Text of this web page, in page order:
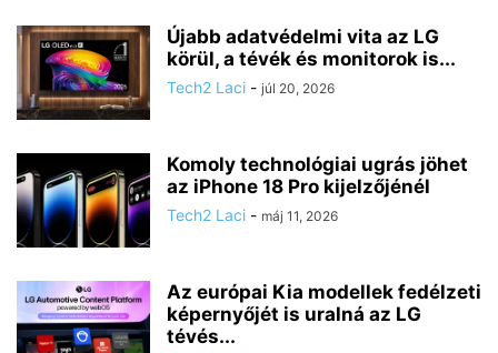
Újabb adatvédelmi vita az LG
körül, a tévék és monitorok is...
Tech2 Laci - júl 20, 2026
Komoly technológiai ugrás jöhet
az iPhone 18 Pro kijelzőjénél
Tech2 Laci - máj 11, 2026
Az európai Kia modellek fedélzeti
képernyőjét is uralná az LG
tévés...